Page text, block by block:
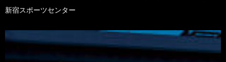
新宿スポーツセンター